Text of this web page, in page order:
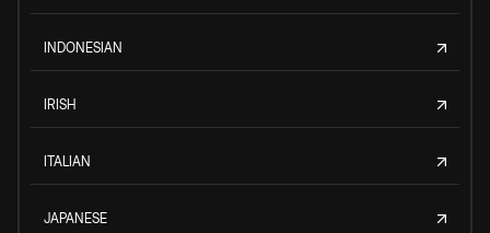
INDONESIAN
IRISH
ITALIAN
JAPANESE